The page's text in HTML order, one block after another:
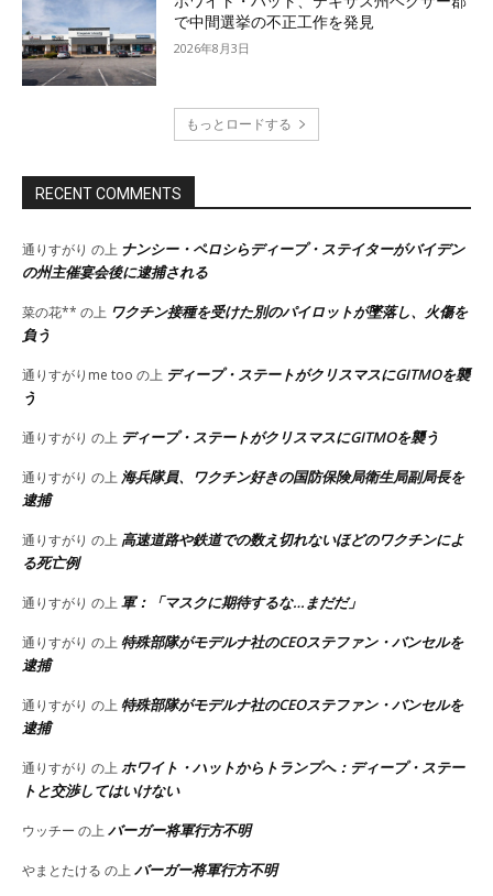
で中間選挙の不正工作を発見
2026年8月3日
もっとロードする
RECENT COMMENTS
通りすがり の上 ナンシー・ペロシらディープ・ステイターがバイデン
の州主催宴会後に逮捕される
菜の花** の上 ワクチン接種を受けた別のパイロットが墜落し、火傷を
負う
通りすがりme too の上 ディープ・ステートがクリスマスにGITMOを襲
う
通りすがり の上 ディープ・ステートがクリスマスにGITMOを襲う
通りすがり の上 海兵隊員、ワクチン好きの国防保険局衛生局副局長を
逮捕
通りすがり の上 高速道路や鉄道での数え切れないほどのワクチンによ
る死亡例
通りすがり の上 軍：「マスクに期待するな…まだだ」
通りすがり の上 特殊部隊がモデルナ社のCEOステファン・バンセルを
逮捕
通りすがり の上 特殊部隊がモデルナ社のCEOステファン・バンセルを
逮捕
通りすがり の上 ホワイト・ハットからトランプへ：ディープ・ステー
トと交渉してはいけない
ウッチー の上 バーガー将軍行方不明
やまとたける の上 バーガー将軍行方不明